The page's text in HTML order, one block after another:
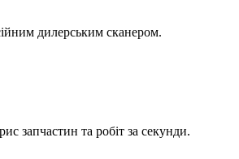
дилерським сканером.
запчастин та робіт за секунди.